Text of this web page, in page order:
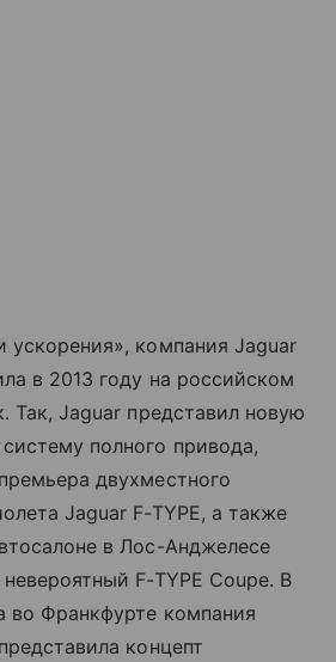
ускорения», компания Jaguar
в 2013 году на российском
Так, Jaguar представил новую
полного привода,
двухместного
Jaguar F-TYPE, а также
в Лос-Анджелесе
F-TYPE Coupe. В
во Франкфурте компания
концепт